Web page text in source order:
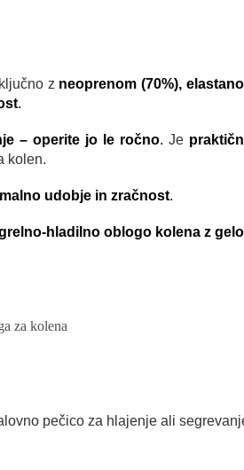
z neoprenom (70%),
.
– operite jo le ročno. Je
kolen.
udobje in zračnost.
hladilno oblogo kolena z
pečico za hlajenje ali